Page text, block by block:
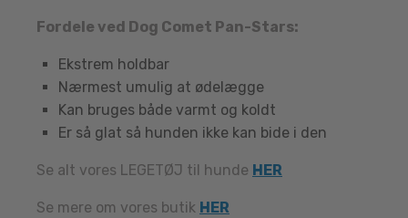
Fordele ved Dog Comet Pan-Stars:
Ekstrem holdbar
Nærmest umulig at ødelægge
Kan bruges både varmt og koldt
Er så glat så hunden ikke kan bide i den
Se alt vores LEGETØJ til hunde HER
Se mere om vores butik HER